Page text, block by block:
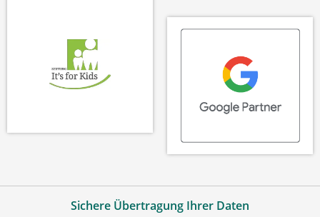
Sichere Übertragung Ihrer Daten